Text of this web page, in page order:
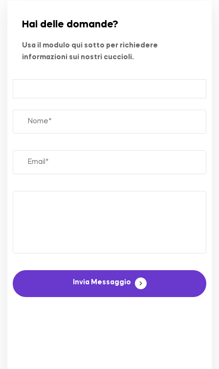
Hai delle domande?
Usa il modulo qui sotto per richiedere
informazioni sui nostri cuccioli.
Invia Messaggio